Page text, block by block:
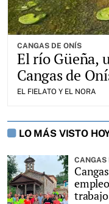
CANGAS DE ONÍS
El río Güeña,
Cangas de
EL FIELATO Y EL NORA
LO MÁS VISTO
CANGAS
trabajo